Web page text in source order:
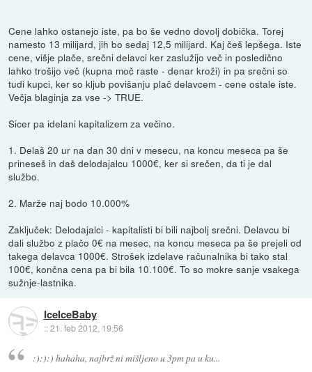
Cene lahko ostanejo iste, pa bo še vedno dovolj dobička. Torej
namesto 13 milijard, jih bo sedaj 12,5 milijard. Kaj češ lepšega. Iste
cene, višje plače, srečni delavci ker zaslužijo več in posledično
lahko trošijo več (kupna moč raste - denar kroži) in pa srečni so
tudi kupci, ker so kljub povišanju plač delavcem - cene ostale iste.
Večja blaginja za vse -> TRUE.
Sicer pa idelani kapitalizem za večino.
1. Delaš 20 ur na dan 30 dni v mesecu, na koncu meseca pa še
prineseš in daš delodajalcu 1000€, ker si srečen, da ti je dal
službo.
2. Marže naj bodo 10.000%
Zaključek: Delodajalci - kapitalisti bi bili najbolj srečni. Delavcu bi
dali službo z plačo 0€ na mesec, na koncu meseca pa še prejeli od
takega delavca 1000€. Strošek izdelave računalnika bi tako stal
100€, končna cena pa bi bila 10.100€. To so mokre sanje vsakega
sužnje-lastnika.
IceIceBaby
::21. feb 2012, 19:56
:):):) hahaha, najbrž ni mišljeno u 3pm pa u ku...